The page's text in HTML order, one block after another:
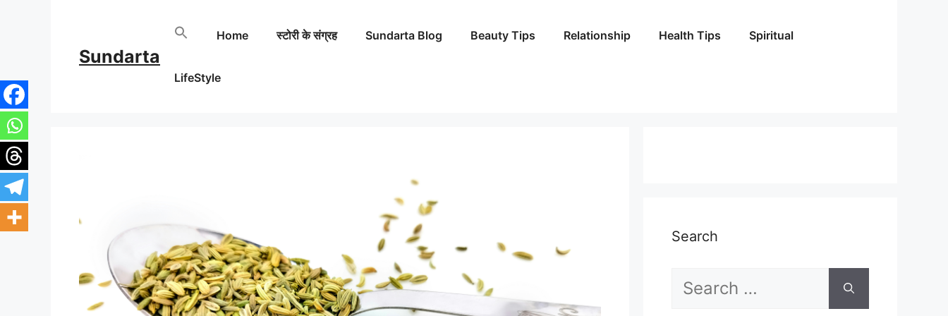
content
Sundarta
Home स्टोरी के संग्रह Sundarta Blog Beauty Tips Relationship Health Tips Spiritual
LifeStyle
Search
Search